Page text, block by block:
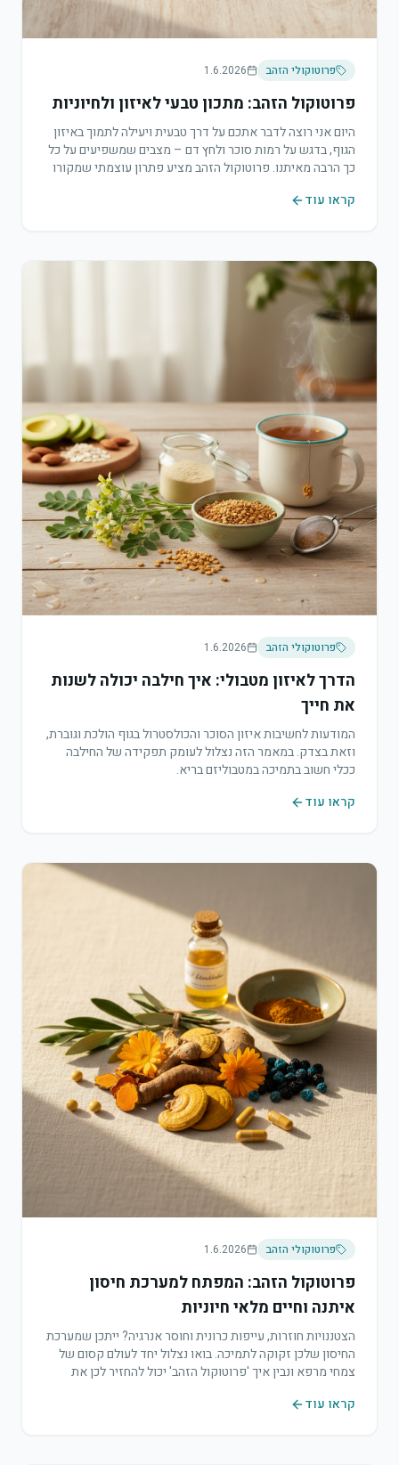
פרוטוקולי הזהב 1.6.2026
פרוטוקול הזהב: מתכון טבעי לאיזון ולחיוניות
היום אני רוצה לדבר אתכם על דרך טבעית ויעילה לתמוך באיזון
הגוף, בדגש על רמות סוכר ולחץ דם – מצבים שמשפיעים על כל
כך הרבה מאיתנו. פרוטוקול הזהב מציע פתרון עוצמתי שמקורו
במהירות וביעילות.
קראו עוד
פרוטוקולי הזהב 1.6.2026
הדרך לאיזון מטבולי: איך חילבה יכולה לשנות
את חייך
המודעות לחשיבות איזון הסוכר והכולסטרול בגוף הולכת וגוברת,
וזאת בצדק. במאמר הזה נצלול לעומק תפקידה של החילבה
ככלי חשוב בתמיכה במטבוליזם בריא.
קראו עוד
פרוטוקולי הזהב 1.6.2026
פרוטוקול הזהב: המפתח למערכת חיסון
איתנה וחיים מלאי חיוניות
הצטננויות חוזרות, עייפות כרונית וחוסר אנרגיה? ייתכן שמערכת
החיסון שלכן זקוקה לתמיכה. בואו נצלול יחד לעולם קסום של
צמחי מרפא ונבין איך 'פרוטוקול הזהב' יכול להחזיר לכן את
קראו עוד